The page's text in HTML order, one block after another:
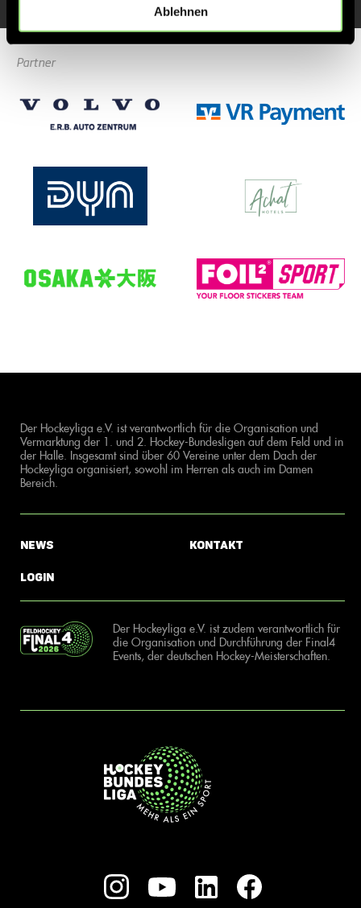
Ablehnen
Partner
Der Hockeyliga e.V. ist verantwortlich für die Organisation und
Vermarktung der 1. und 2. Hockey-Bundesligen auf dem Feld und in
der Halle. Insgesamt sind über 60 Vereine unter dem Dach der
Hockeyliga organisiert, sowohl im Herren als auch im Damen
Bereich.
News
Login
Kontakt
Der Hockeyliga e.V. ist zudem verantwortlich für
die Organisation und Durchführung der Final4
Events, der deutschen Hockey-Meisterschaften.